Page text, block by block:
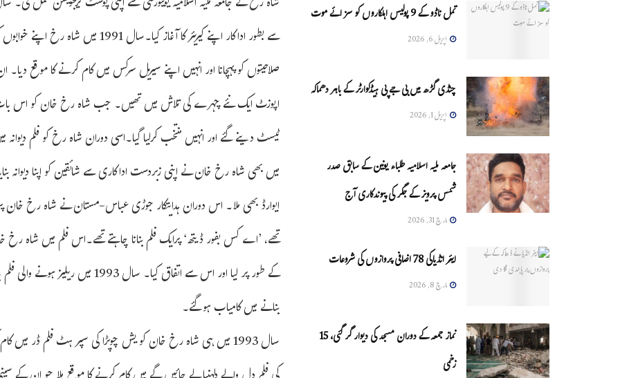
سے بطور اداکار اپنے کیریئر کا
صلاحیتوں کو پہچانا اور انہیں اپنے سیریل سرکس میں کام کرنے کا موقع
اپوزٹ ایک نئے چہرے کی تلاش میں تھیں۔ جب شاہ رخ خان کو اس بات
ٹیسٹ دینے گئے اور انہیں منتخب کرلیا گیا۔اسی دوران شاہ رخ کو فلم دیوانہ
میں بھی شاہ رخ خان نے اپنی زبردست اداکاری سے شائقین کو اپنا دیوانہ
ایوارڈ بھی ملا۔ اس دوران ہدایتکار جوڑی عباس-مستان نے شاہ رخ خان
تھے، ’اے کس بفور ڈیتھ‘ پرایک فلم بنانا چاہتے تھے۔اس فلم میں
کے طور پر لیا اور اس سے اتفاق
بنانے میں کامیاب ہوگئے۔
تمل ناڈو کے 9 پولیس اہلکاروں کو سزائے موت
اپریل 6, 2026
چنڈی گڑھ میں بی جے پی ہیڈکوارٹر کے باہر دھماکہ
اپریل 1, 2026
جامعہ ملیہ اسلامیہ طلباء یونین کے سابق صدر
شمس پرویز کے جگر کی پیوندکاری آج
مارچ 31, 2026
ایئر انڈیاکی 78 اضافی پروازوں کی شروعات
مارچ 8, 2026
نماز جمعہ کے دوران مسجد کی دیوار گر گئی، 15
زخمی